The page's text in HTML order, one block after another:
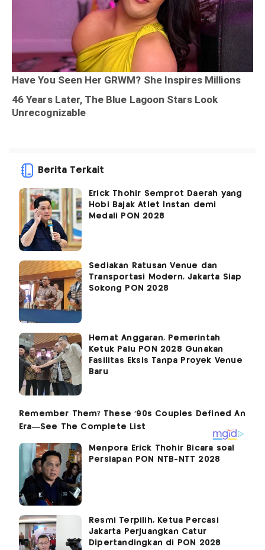
Berita Terkait
Erick Thohir Semprot Daerah yang
Hobi Bajak Atlet Instan demi
Medali PON 2028
Sediakan Ratusan Venue dan
Transportasi Modern, Jakarta Siap
Sokong PON 2028
Hemat Anggaran, Pemerintah
Ketuk Palu PON 2028 Gunakan
Fasilitas Eksis Tanpa Proyek Venue
Baru
Menpora Erick Thohir Bicara soal
Persiapan PON NTB-NTT 2028
Resmi Terpilih, Ketua Percasi
Jakarta Perjuangkan Catur
Dipertandingkan di PON 2028